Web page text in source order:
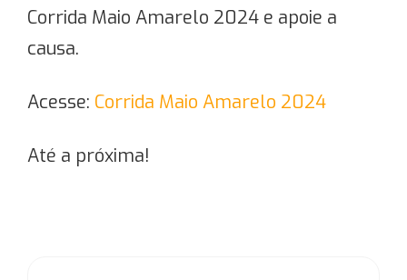
Corrida Maio Amarelo 2024 e apoie a
causa.
Acesse: Corrida Maio Amarelo 2024
Até a próxima!